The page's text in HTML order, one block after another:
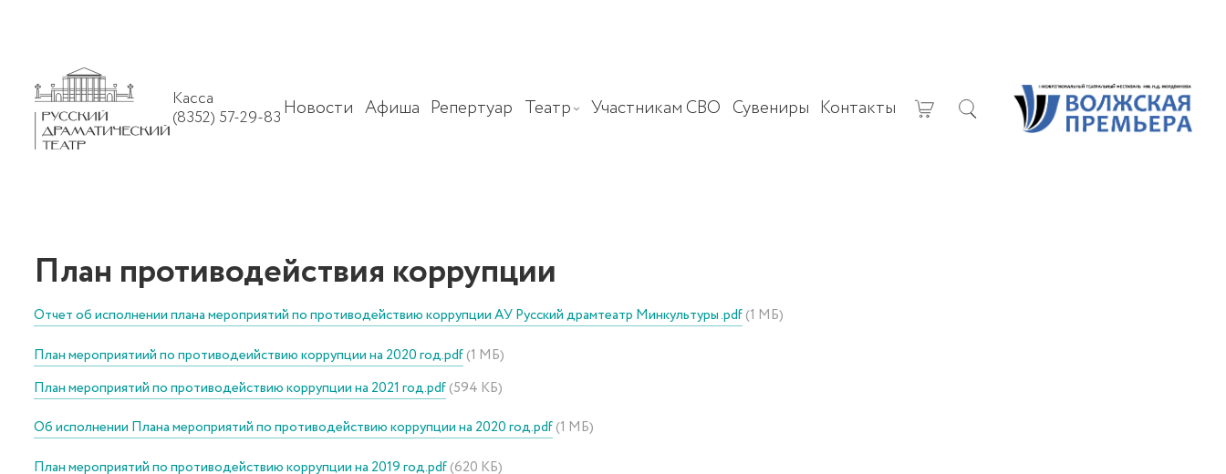
Касса
(8352) 57-29-83 Новости Афиша Репертуар Театр Участникам СВО Сувениры Контакты
План противодействия коррупции
Отчет об исполнении плана мероприятий по противодействию коррупции АУ Русский драмтеатр Минкультуры .pdf(1 МБ)
План мероприятиий по противодеийствию коррупции на 2020 год.pdf(1 МБ)
План мероприятий по противодействию коррупции на 2021 год.pdf(594 КБ)
Об исполнении Плана мероприятий по противодействию коррупции на 2020 год.pdf(1 МБ)
План мероприятий по противодействию коррупции на 2019 год.pdf(620 КБ)